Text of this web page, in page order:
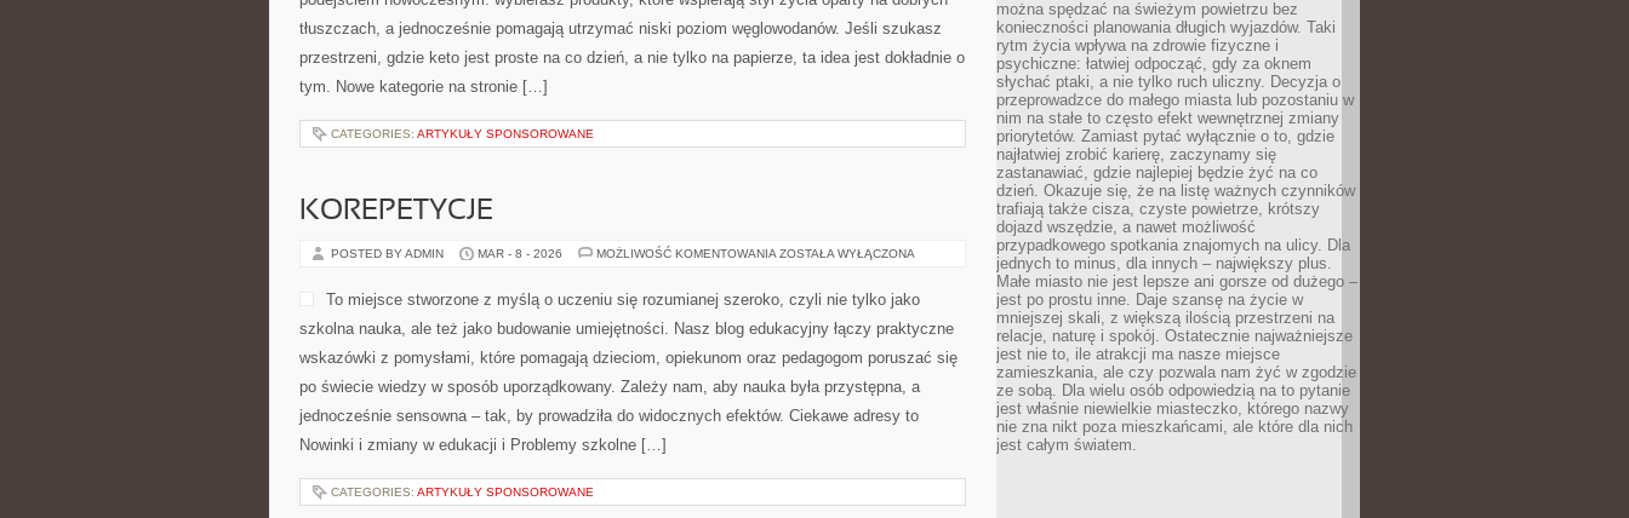
tłuszczach, a jednocześnie pomagają utrzymać niski poziom węglowodanów. Jeśli szukasz
przestrzeni, gdzie keto jest proste na co dzień, a nie tylko na papierze, ta idea jest dokładnie o
tym. Nowe kategorie na stronie […]
CATEGORIES: ARTYKUŁY SPONSOROWANE
KOREPETYCJE
POSTED BY ADMIN MAR - 8 - 2026 MOŻLIWOŚĆ KOMENTOWANIA KOREPETYCJE
ZOSTAŁA WYŁĄCZONA
To miejsce stworzone z myślą o uczeniu się rozumianej szeroko, czyli nie tylko jako
szkolna nauka, ale też jako budowanie umiejętności. Nasz blog edukacyjny łączy praktyczne
wskazówki z pomysłami, które pomagają dzieciom, opiekunom oraz pedagogom poruszać się
po świecie wiedzy w sposób uporządkowany. Zależy nam, aby nauka była przystępna, a
jednocześnie sensowna – tak, by prowadziła do widocznych efektów. Ciekawe adresy to
Nowinki i zmiany w edukacji i Problemy szkolne […]
CATEGORIES: ARTYKUŁY SPONSOROWANE
można spędzać na świeżym powietrzu bez
konieczności planowania długich wyjazdów. Taki
rytm życia wpływa na zdrowie fizyczne i
psychiczne: łatwiej odpocząć, gdy za oknem
słychać ptaki, a nie tylko ruch uliczny. Decyzja o
przeprowadzce do małego miasta lub pozostaniu w
nim na stałe to często efekt wewnętrznej zmiany
priorytetów. Zamiast pytać wyłącznie o to, gdzie
najłatwiej zrobić karierę, zaczynamy się
zastanawiać, gdzie najlepiej będzie żyć na co
dzień. Okazuje się, że na listę ważnych czynników
trafiają także cisza, czyste powietrze, krótszy
dojazd wszędzie, a nawet możliwość
przypadkowego spotkania znajomych na ulicy. Dla
jednych to minus, dla innych – największy plus.
Małe miasto nie jest lepsze ani gorsze od dużego –
jest po prostu inne. Daje szansę na życie w
mniejszej skali, z większą ilością przestrzeni na
relacje, naturę i spokój. Ostatecznie najważniejsze
jest nie to, ile atrakcji ma nasze miejsce
zamieszkania, ale czy pozwala nam żyć w zgodzie
ze sobą. Dla wielu osób odpowiedzią na to pytanie
jest właśnie niewielkie miasteczko, którego nazwy
nie zna nikt poza mieszkańcami, ale które dla nich
jest całym światem.